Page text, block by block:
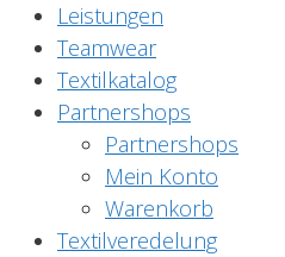
Leistungen
Teamwear
Textilkatalog
Partnershops
Partnershops
Mein Konto
Warenkorb
Textilveredelung